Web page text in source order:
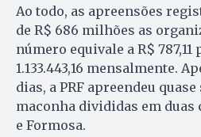
Ao todo, as apreensões
de R$ 686 milhões as
número equivale a R$ 787,11
1.133.443,16 mensalmente.
dias, a PRF apreendeu
maconha divididas em
e Formosa.